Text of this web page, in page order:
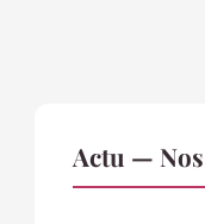
Actu —